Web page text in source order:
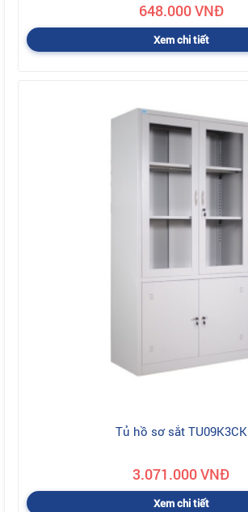
648.000 VNĐ
Xem chi tiết
Tủ hồ sơ sắt TU09K3CK
3.071.000 VNĐ
Xem chi tiết